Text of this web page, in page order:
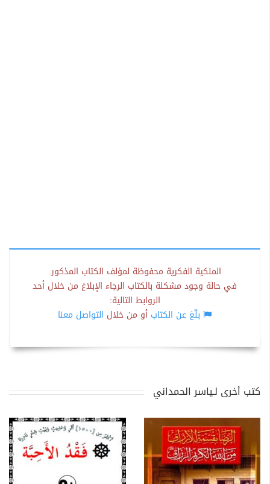
الملكية الفكرية محفوظة لمؤلف الكتاب المذكور.
في حالة وجود مشكلة بالكتاب الرجاء الإبلاغ من خلال أحد
الروابط التالية:
بلّغ عن الكتاب أو من خلال التواصل معنا
كتب أخرى لـياسر الحمداني